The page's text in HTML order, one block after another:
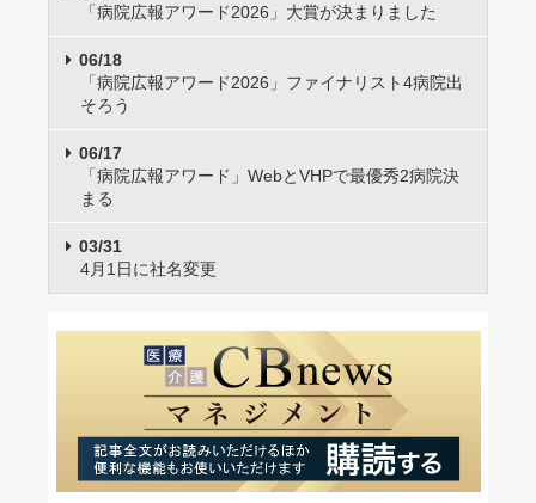
「病院広報アワード2026」大賞が決まりました
06/18
「病院広報アワード2026」ファイナリスト4病院出
そろう
06/17
「病院広報アワード」WebとVHPで最優秀2病院決
まる
03/31
4月1日に社名変更